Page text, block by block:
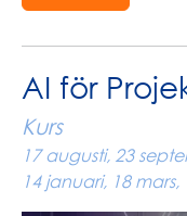
AI för
Kurs
17 augusti, 23
14 januari, 18 mars,